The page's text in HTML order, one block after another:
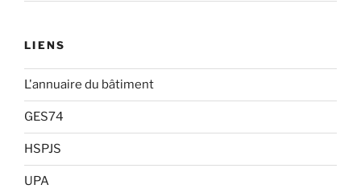
LIENS
L'annuaire du bâtiment
GES74
HSPJS
UPA